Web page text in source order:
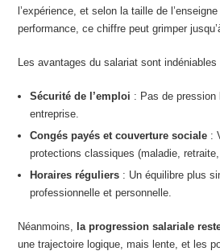
l’expérience, et selon la taille de
performance, ce chiffre peut grimper
Les avantages du salariat sont indéniables
Sécurité de l’emploi : Pas de pression
entreprise.
Congés payés et couverture sociale :
protections classiques (maladie,
Horaires réguliers : Un équilibre plus
professionnelle et personnelle.
Néanmoins, la progression salariale
une trajectoire logique, mais lente, et les